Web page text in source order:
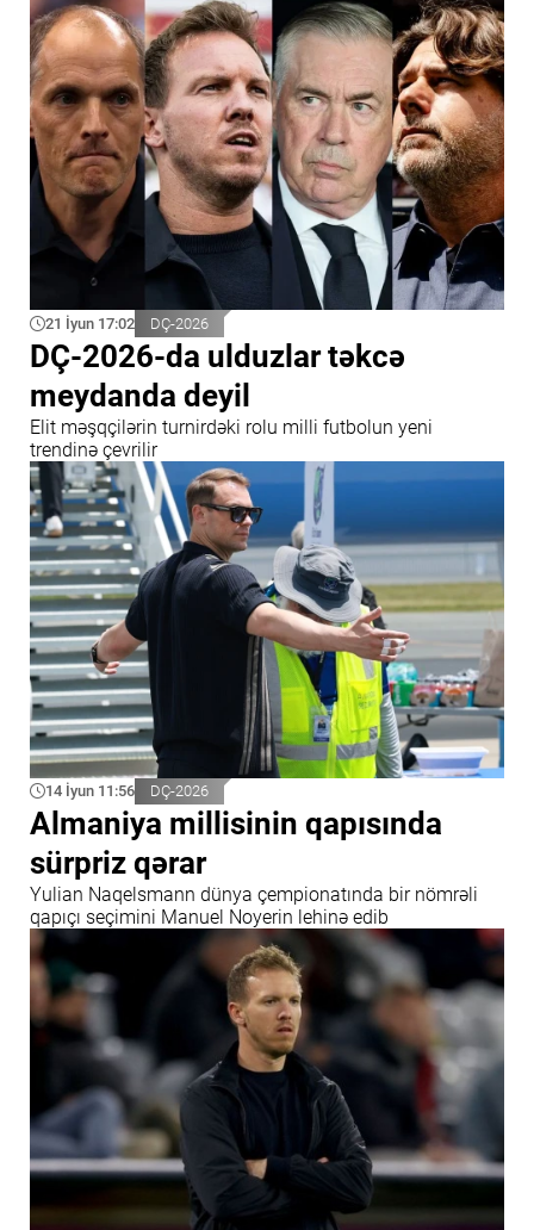
21 İyun 17:02 DÇ-2026
DÇ-2026-da ulduzlar təkcə
meydanda deyil
Elit məşqçilərin turnirdəki rolu milli futbolun yeni
trendinə çevrilir
14 İyun 11:56 DÇ-2026
Almaniya millisinin qapısında
sürpriz qərar
Yulian Naqelsmann dünya çempionatında bir nömrəli
qapıçı seçimini Manuel Noyerin lehinə edib